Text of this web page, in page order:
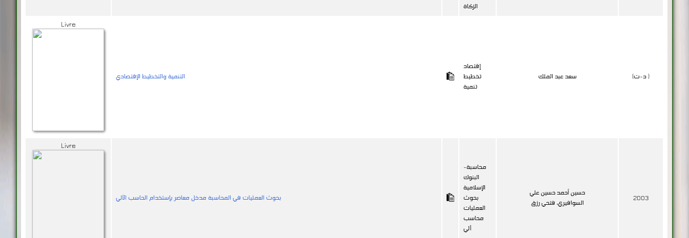
الزكاة
Livre
التنمية والتخطيط الإقتصادي
إقتصاد
تخطيط
تنمية
سعد عبد الملك (د-ت )
Livre
بحوث العمليات في المحاسبة مدخل معاصر بإستخدام الحاسب الآلي
محاسبة-
البنوك
الإسلامية
بحوث
العمليات
محاسب
آلي
حسين أحمد حسين علي
السوافيري، فتحي رزق
2003